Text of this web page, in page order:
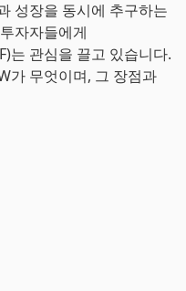
성장을 동시에 추구하는
자자들에게
는 관심을 끌고 있습니다.
가 무엇이며, 그 장점과